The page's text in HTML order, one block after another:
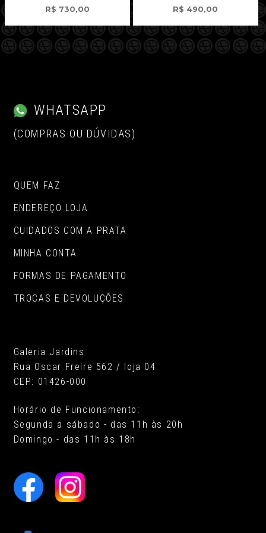
R$ 730,00
R$ 490,00
WHATSAPP
(COMPRAS OU DÚVIDAS)
QUEM FAZ
ENDEREÇO LOJA
CUIDADOS COM A PRATA
MINHA CONTA
FORMAS DE PAGAMENTO
TROCAS E DEVOLUÇÕES
Galeria Jardins
Rua Oscar Freire 562 / loja 04
CEP: 01426-000
Horário de Funcionamento:
Segunda a sábado - das 11h às 20h
Domingo - das 11h às 18h